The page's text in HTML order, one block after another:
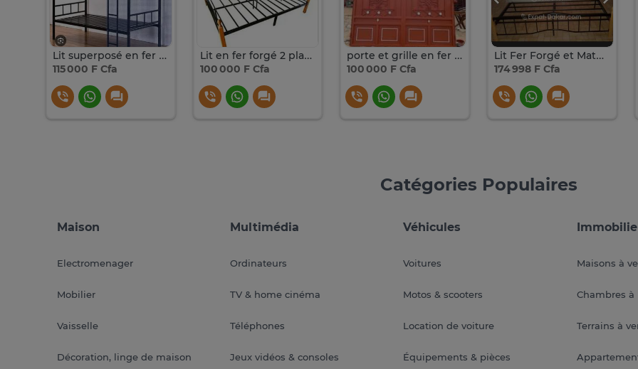
Lit superposé en fer forgé
115 000 F Cfa
Lit en fer forgé 2 places+ 140x190
100 000 F Cfa
porte et grille en fer forgé
100 000 F Cfa
Lit Fer Forgé et Matelas
174 998 F Cfa
Catégories Populaires
Maison
Electromenager
Mobilier
Vaisselle
Décoration, linge de maison
Multimédia
Ordinateurs
TV & home cinéma
Téléphones
Jeux vidéos & consoles
Véhicules
Voitures
Motos & scooters
Location de voiture
Équipements & pièces
Maisons à
Chambres à
Terrains à